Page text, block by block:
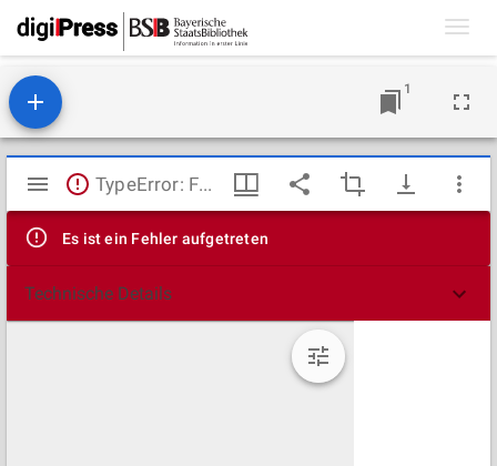
1
Mirador
Viewer
TypeError: Failed to fetch
Es ist ein Fehler aufgetreten
Technische Details